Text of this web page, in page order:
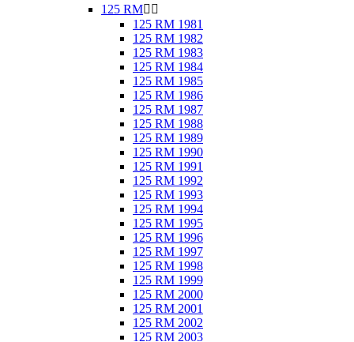
125 RM 
125 RM 1981
125 RM 1982
125 RM 1983
125 RM 1984
125 RM 1985
125 RM 1986
125 RM 1987
125 RM 1988
125 RM 1989
125 RM 1990
125 RM 1991
125 RM 1992
125 RM 1993
125 RM 1994
125 RM 1995
125 RM 1996
125 RM 1997
125 RM 1998
125 RM 1999
125 RM 2000
125 RM 2001
125 RM 2002
125 RM 2003